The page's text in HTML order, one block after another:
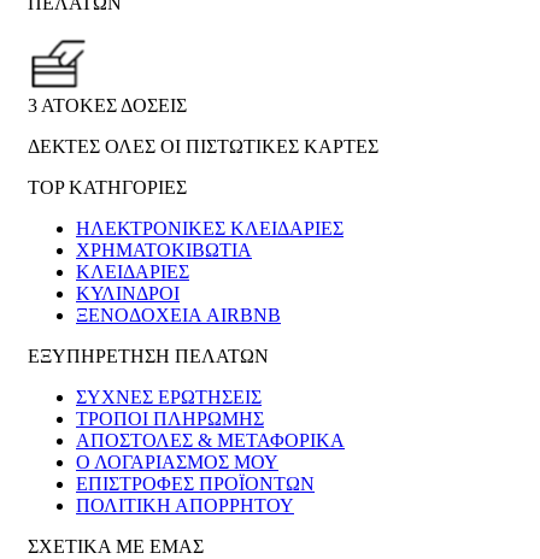
3 ΑΤΟΚΕΣ ΔΟΣΕΙΣ
ΔΕΚΤΕΣ ΟΛΕΣ ΟΙ ΠΙΣΤΩΤΙΚΕΣ ΚΑΡΤΕΣ
TOP ΚΑΤΗΓΟΡΙΕΣ
ΗΛΕΚΤΡΟΝΙΚΈΣ ΚΛΕΙΔΑΡΙΈΣ
ΧΡΗΜΑΤΟΚΙΒΏΤΙΑ
ΚΛΕΙΔΑΡΙΈΣ
ΚΎΛΙΝΔΡΟΙ
ΞΕΝΟΔΟΧΕΊΑ AIRBNB
ΕΞΥΠΗΡΕΤΗΣΗ ΠΕΛΑΤΩΝ
ΣΥΧΝΕΣ ΕΡΩΤΗΣΕΙΣ
ΤΡΟΠΟΙ ΠΛΗΡΩΜΗΣ
ΑΠΟΣΤΟΛΕΣ & ΜΕΤΑΦΟΡΙΚΑ
Ο ΛΟΓΑΡΙΑΣΜΟΣ ΜΟΥ
ΕΠΙΣΤΡΟΦΕΣ ΠΡΟΪΟΝΤΩΝ
ΠΟΛΙΤΙΚΗ ΑΠΟΡΡΗΤΟΥ
ΣΧΕΤΙΚΑ ΜΕ ΕΜΑΣ